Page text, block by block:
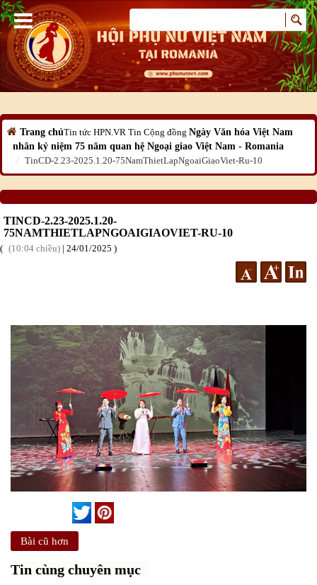
Trang chủTin tức HPN.VR Tin Cộng đồng Ngày Văn hóa Việt Nam
nhân kỷ niệm 75 năm quan hệ Ngoại giao Việt Nam - Romania
TinCD-2.23-2025.1.20-75NamThietLapNgoaiGiaoViet-Ru-10
TINCD-2.23-2025.1.20-
75NAMTHIETLAPNGOAIGIAOVIET-RU-10
10:04 chiều | 24/01 /2025
Bài cũ hơn
Tin cùng chuyên mục